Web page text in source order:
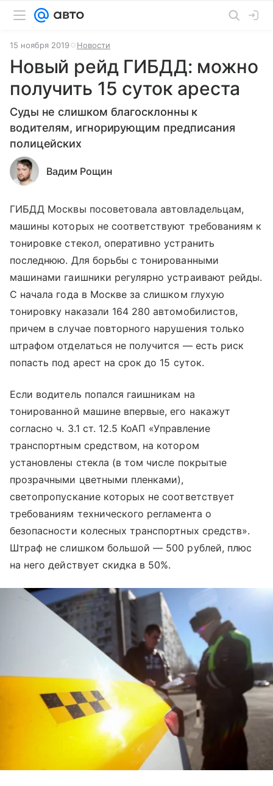
15 ноября 2019 Новости
Новый рейд ГИБДД: можно
получить 15 суток ареста
Суды не слишком благосклонны к
водителям, игнорирующим предписания
полицейских
Вадим Рощин
ГИБДД Москвы посоветовала автовладельцам,
машины которых не соответствуют требованиям к
тонировке стекол, оперативно устранить
последнюю. Для борьбы с тонированными
машинами гаишники регулярно устраивают рейды.
С начала года в Москве за слишком глухую
тонировку наказали 164 280 автомобилистов,
причем в случае повторного нарушения только
штрафом отделаться не получится — есть риск
попасть под арест на срок до 15 суток.
Если водитель попался гаишникам на
тонированной машине впервые, его накажут
согласно ч. 3.1 ст. 12.5 КоАП «Управление
транспортным средством, на котором
установлены стекла (в том числе покрытые
прозрачными цветными пленками),
светопропускание которых не соответствует
требованиям технического регламента о
безопасности колесных транспортных средств».
Штраф не слишком большой — 500 рублей, плюс
на него действует скидка в 50%.